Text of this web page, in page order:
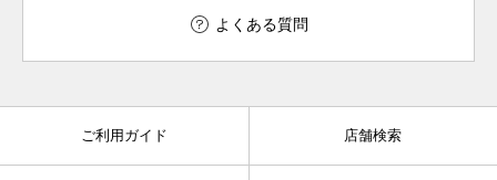
よくある質問
ご利用ガイド 店舗検索